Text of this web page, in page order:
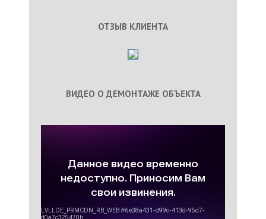
ОТЗЫВ КЛИЕНТА
ВИДЕО О ДЕМОНТАЖЕ ОБЪЕКТА